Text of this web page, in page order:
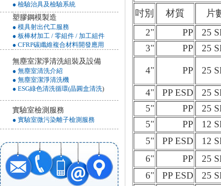
● 檢驗治具及檢驗系統
塑膠鋼模製造
● 模具射出代工服務
● 板棒材加工 / 零組件 / 加工組件
● CFRP碳纖維複合材料開發應用
無塵室潔淨清洗組裝及設備
● 無塵室清洗介紹
● 無塵室潔淨清洗機
● ESG綠色清洗循環(晶圓盒清洗)
實驗室檢測服務
● 實驗室微污染離子檢測服務
吋別 材質
片
2"
PP
25
3"
PP 25
4" PP 25
4" PP ESD
25
5"
PP
25
5"
PP
12
5"
PP ESD
12
6"
PP
25
6"
PP ESD
25